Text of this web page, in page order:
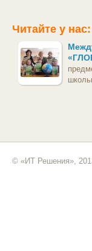
Читайте у нас:
© «ИТ Решения»,